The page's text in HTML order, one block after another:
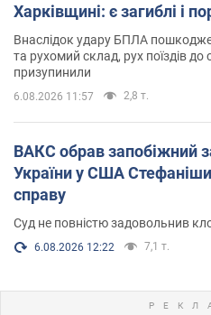
Харківщині: є загиблі і
Внаслідок удару БПЛА
та рухомий склад, рух поїздів до
призупинили
6.08.2026 11:57 2,8 т.
ВАКС обрав запобіжний захід експосолці
України у США Стефанішиній: що відомо про
справу
Суд не повністю задовольнив
6.08.2026 12:22 7,1 т.